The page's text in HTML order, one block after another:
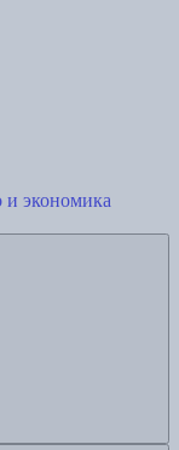
и экономика